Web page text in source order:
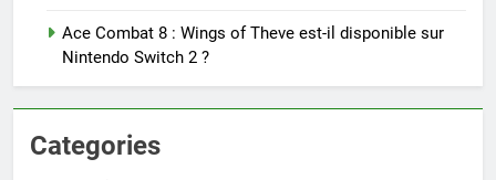
Ace Combat 8 : Wings of Theve est-il disponible sur
Nintendo Switch 2 ?
Categories